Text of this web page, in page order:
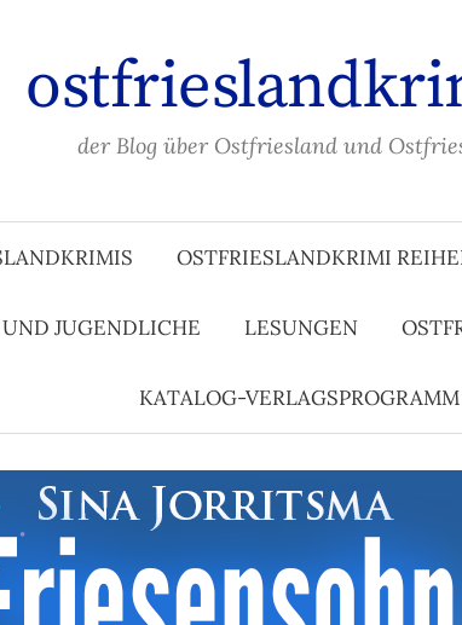
der Blog über Ostfriesland und
OSTFRIESLANDKRIMI
JUGENDLICHE LESUNGEN
KATALOG-VERLAGSPROGRAMM